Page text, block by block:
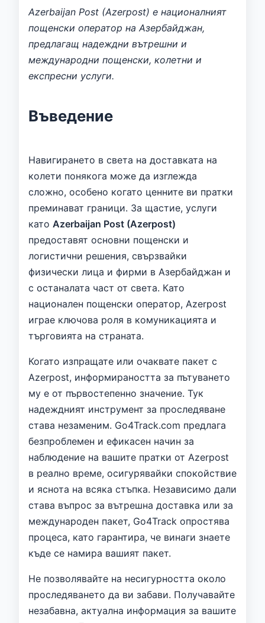
Azerbaijan Post (Azerpost) е националният
пощенски оператор на Азербайджан,
предлагащ надеждни вътрешни и
международни пощенски, колетни и
експресни услуги.
Въведение
Навигирането в света на доставката на
колети понякога може да изглежда
сложно, особено когато ценните ви пратки
преминават граници. За щастие, услуги
като Azerbaijan Post (Azerpost)
предоставят основни пощенски и
логистични решения, свързвайки
физически лица и фирми в Азербайджан и
с останалата част от света. Като
национален пощенски оператор, Azerpost
играе ключова роля в комуникацията и
търговията на страната.
Когато изпращате или очаквате пакет с
Azerpost, информираността за пътуването
му е от първостепенно значение. Тук
надеждният инструмент за проследяване
става незаменим. Go4Track.com предлага
безпроблемен и ефикасен начин за
наблюдение на вашите пратки от Azerpost
в реално време, осигурявайки спокойствие
и яснота на всяка стъпка. Независимо дали
става въпрос за вътрешна доставка или за
международен пакет, Go4Track опростява
процеса, като гарантира, че винаги знаете
къде се намира вашият пакет.
Не позволявайте на несигурността около
проследяването да ви забави. Получавайте
незабавна, актуална информация за вашите